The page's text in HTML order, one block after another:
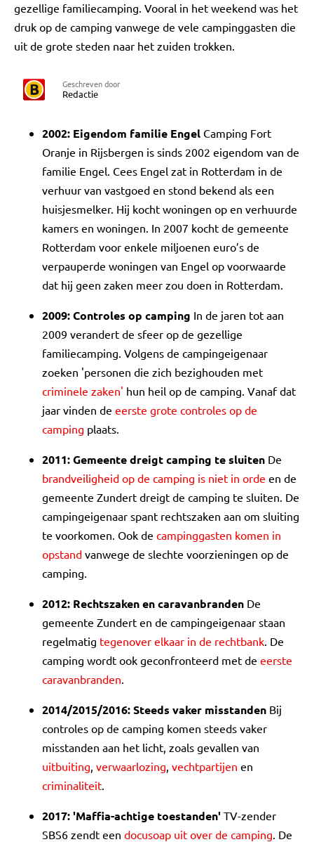
gezellige familiecamping. Vooral in het weekend was het
druk op de camping vanwege de vele campinggasten die
uit de grote steden naar het zuiden trokken.
Geschreven door
Redactie
2002: Eigendom familie Engel Camping Fort
Oranje in Rijsbergen is sinds 2002 eigendom van de
familie Engel. Cees Engel zat in Rotterdam in de
verhuur van vastgoed en stond bekend als een
huisjesmelker. Hij kocht woningen op en verhuurde
kamers en woningen. In 2007 kocht de gemeente
Rotterdam voor enkele miljoenen euro’s de
verpauperde woningen van Engel op voorwaarde
dat hij geen zaken meer zou doen in Rotterdam.
2009: Controles op camping In de jaren tot aan
2009 verandert de sfeer op de gezellige
familiecamping. Volgens de campingeigenaar
zoeken 'personen die zich bezighouden met
criminele zaken' hun heil op de camping. Vanaf dat
jaar vinden de eerste grote controles op de
camping plaats.
2011: Gemeente dreigt camping te sluiten De
brandveiligheid op de camping is niet in orde en de
gemeente Zundert dreigt de camping te sluiten. De
campingeigenaar spant rechtszaken aan om sluiting
te voorkomen. Ook de campinggasten komen in
opstand vanwege de slechte voorzieningen op de
camping.
2012: Rechtszaken en caravanbranden De
gemeente Zundert en de campingeigenaar staan
regelmatig tegenover elkaar in de rechtbank. De
camping wordt ook geconfronteerd met de eerste
caravanbranden.
2014/2015/2016: Steeds vaker misstanden Bij
controles op de camping komen steeds vaker
misstanden aan het licht, zoals gevallen van
uitbuiting, verwaarlozing, vechtpartijen en
criminaliteit.
2017: 'Maffia-achtige toestanden' TV-zender
SBS6 zendt een docusoap uit over de camping. De